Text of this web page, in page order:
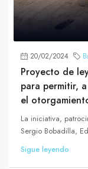
20/02/2024
Proyecto de
para permitir,
el
La iniciativa,
Sergio Bobadilla,
Sigue leyendo